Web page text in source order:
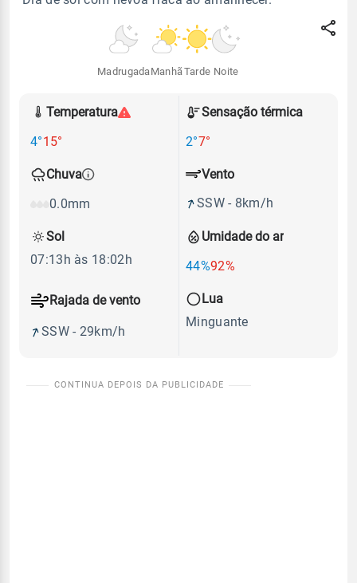
Madrugada Manhã Tarde Noite
Temperatura
4°15°
Sensação térmica
2°7°
Chuva
0.0mm
Umidade do ar
44%92%
Vento
SSW - 8km/h
Rajada de vento
SSW - 29km/h
Sol
07:13h às 18:02h
Lua
Minguante